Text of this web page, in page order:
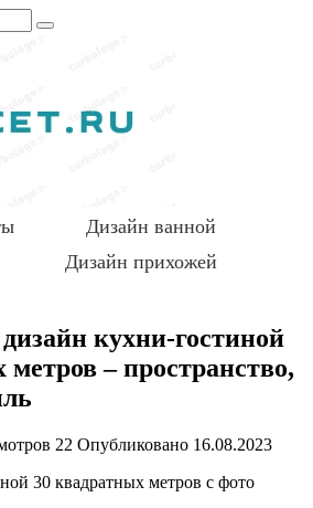
Дизайн ванной
Дизайн прихожей
кухни-гостиной
метров – пространство,
22 Опубликовано 16.08.2023